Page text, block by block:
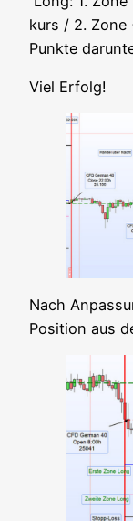
kurs / 2. Zone
Punk­te
Viel Erfolg!
Nach
Posi­ti­on aus